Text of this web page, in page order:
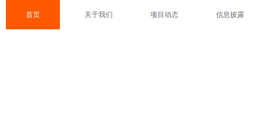
首页 关于我们 项目动态 信息披露